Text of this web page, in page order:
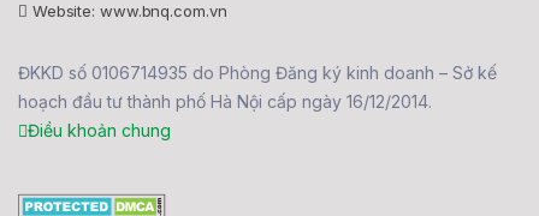
Website: www.bnq.com.vn
ĐKKD số 0106714935 do Phòng Đăng ký kinh doanh – Sở kế
hoạch đầu tư thành phố Hà Nội cấp ngày 16/12/2014.
Điều khoản chung